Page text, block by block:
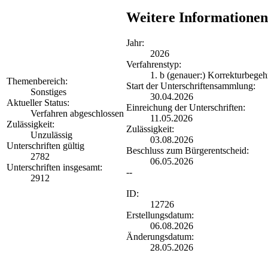
Themenbereich:
Sonstiges
Aktueller Status:
Verfahren abgeschlossen
Zulässigkeit:
Unzulässig
Unterschriften gültig
2782
Unterschriften insgesamt:
2912
Weitere Informationen
Jahr:
2026
Verfahrenstyp:
1. b (genauer:)
Start der Unterschriftensammlung:
30.04.2026
Einreichung der Unterschriften:
11.05.2026
Zulässigkeit:
03.08.2026
Beschluss zum Bürgerentscheid:
06.05.2026
--
ID:
12726
Erstellungsdatum:
06.08.2026
Änderungsdatum:
28.05.2026